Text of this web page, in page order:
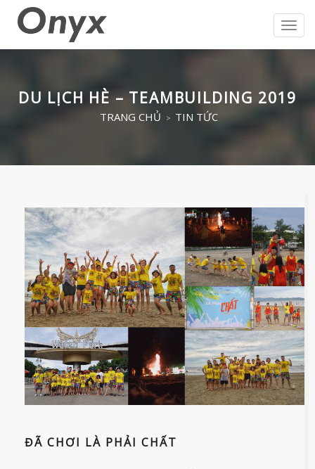
DU LỊCH HÈ – TEAMBUILDING 2019
TRANG CHỦ TIN TỨC
ĐÃ CHƠI LÀ PHẢI CHẤT